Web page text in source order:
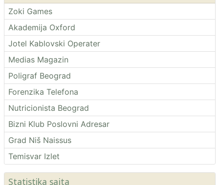
Zoki Games
Akademija Oxford
Jotel Kablovski Operater
Medias Magazin
Poligraf Beograd
Forenzika Telefona
Nutricionista Beograd
Bizni Klub Poslovni Adresar
Grad Niš Naissus
Temisvar Izlet
Statistika sajta